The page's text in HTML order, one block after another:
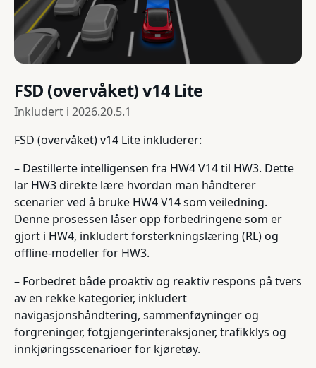
FSD (overvåket) v14 Lite
Inkludert i 2026.20.5.1
FSD (overvåket) v14 Lite inkluderer:
– Destillerte intelligensen fra HW4 V14 til HW3. Dette
lar HW3 direkte lære hvordan man håndterer
scenarier ved å bruke HW4 V14 som veiledning.
Denne prosessen låser opp forbedringene som er
gjort i HW4, inkludert forsterkningslæring (RL) og
offline-modeller for HW3.
– Forbedret både proaktiv og reaktiv respons på tvers
av en rekke kategorier, inkludert
navigasjonshåndtering, sammenføyninger og
forgreninger, fotgjengerinteraksjoner, trafikklys og
innkjøringsscenarioer for kjøretøy.